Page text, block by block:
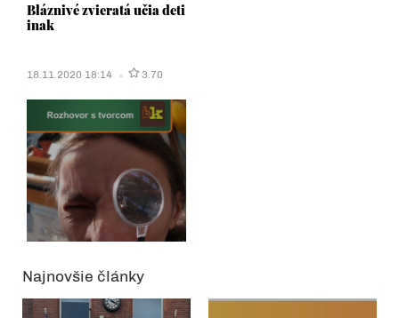
Bláznivé zvieratá učia deti
inak
18.11.2020 18:14 3.70
Najnovšie články